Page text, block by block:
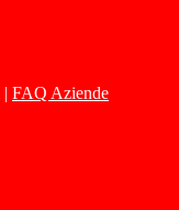
| FAQ Aziende